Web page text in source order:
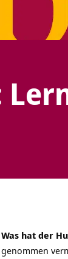
Was hat der
genommen